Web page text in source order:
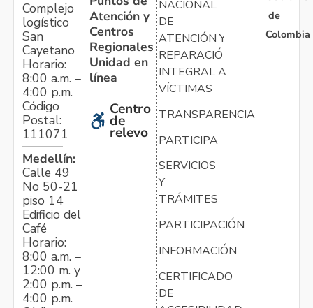
Complejo
logístico
San
Cayetano
Horario:
8:00 a.m. –
4:00 p.m.
Código
Postal:
111071
Medellín:
Calle 49
No 50-21
piso 14
Edificio del
Café
Horario:
8:00 a.m. –
12:00 m. y
2:00 p.m. –
4:00 p.m.
Atención y
Centros
Regionales
Unidad en
línea
Centro
de
relevo
NACIONAL
DE
ATENCIÓN Y
REPARACIÓN
INTEGRAL A
VÍCTIMAS
TRANSPARENCIA
PARTICIPA
SERVICIOS
Y
TRÁMITES
PARTICIPACIÓN
INFORMACIÓN
CERTIFICADO
DE
de
Colombia